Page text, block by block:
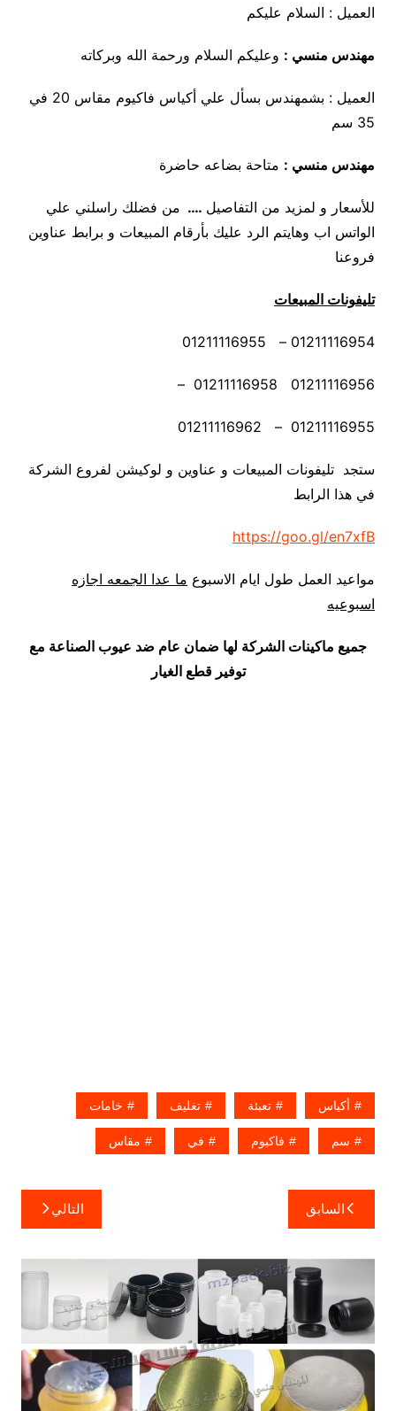
العميل : السلام عليكم
مهندس منسي : وعليكم السلام ورحمة الله وبركاته
العميل : بشمهندس بسأل علي أكياس فاكيوم مقاس 20 في
35 سم
مهندس منسي : متاحة بضاعه حاضرة
للأسعار و لمزيد من التفاصيل …. من فضلك راسلني علي
الواتس اب وهايتم الرد عليك بأرقام المبيعات و برابط عناوين
فروعنا
تليفونات المبيعات
01211116954 – 01211116955
01211116956 01211116958 –
01211116955 – 01211116962
ستجد تليفونات المبيعات و عناوين و لوكيشن لفروع الشركة
في هذا الرابط
https://goo.gl/en7xfB
مواعيد العمل طول ايام الاسبوع ما عدا الجمعه اجازه
اسبوعيه
جميع ماكينات الشركة لها ضمان عام ضد عيوب الصناعة مع
توفير قطع الغيار
أكياس تعبئة تغليف خامات
سم فاكيوم في مقاس
تصفّح
المقالات
السابق التالي